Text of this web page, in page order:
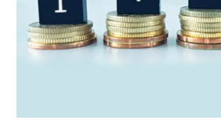
quem
deve
pagar?